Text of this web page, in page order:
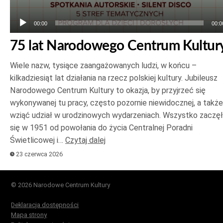
00:00
75 lat Narodowego Centrum
Wiele nazw, tysiące zaangażowanych ludzi, w końcu –
kilkadziesiąt lat działania na rzecz polskiej kultury. Jubileusz
Narodowego Centrum Kultury to okazja, by przyjrzeć się
wykonywanej tu pracy, często pozornie niewidocznej, a także
wziąć udział w urodzinowych wydarzeniach. Wszystko
się w 1951 od powołania do życia Centralnej Poradni
Świetlicowej i… Czytaj dalej
23 czerwca 2026
© 2026 Narodowe Centrum Kultury
Deklaracja dostępności
Mapa strony